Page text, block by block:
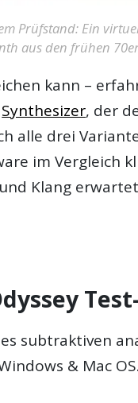
Prüfstand: Ein
aus den frühen
kann –
Synthesizer, der
alle drei
im Vergleich
Klang
subtraktiven
& Mac OS.